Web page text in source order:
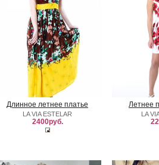
Длинное летнее платье
LA VIA ESTELAR
2400руб.
Летнее
LA